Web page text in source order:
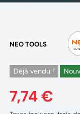
NEO TOOLS
Déjà vendu !
7,74 €